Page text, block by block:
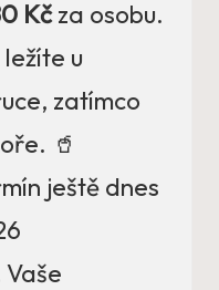
Kčza osobu.
u
zatímco
🥤
ještě dnes